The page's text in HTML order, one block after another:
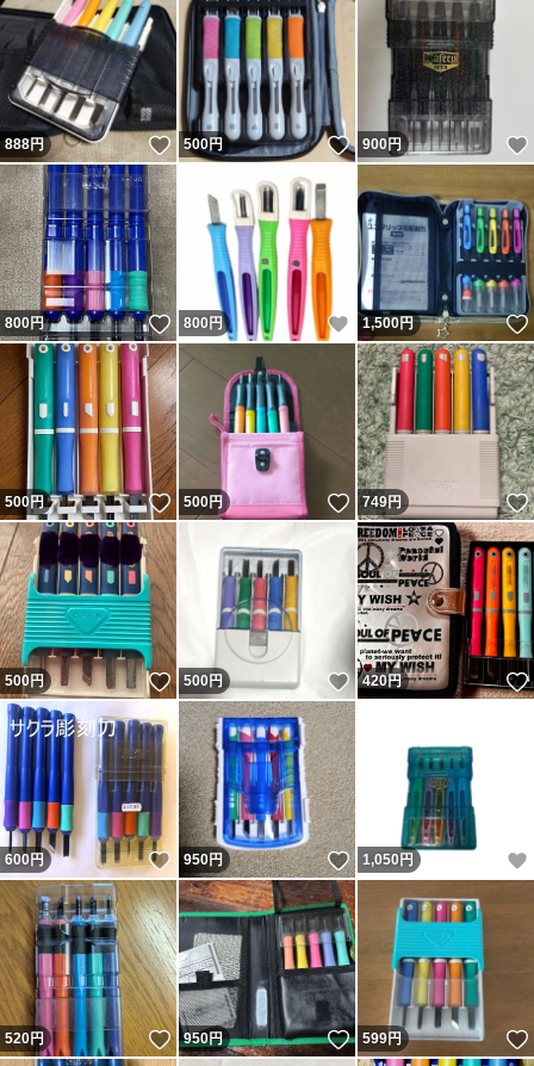
888円 いいね！
500円 いいね！
900円
800円 いいね！
800 円 いいね！
1,500円
500 円 いいね！
500円 いいね！
749円
500円 いいね！
500円 いいね！
420円
600円 いいね！
950円 いいね！
1,050 円
520円 いいね！
950円 いいね！
599円